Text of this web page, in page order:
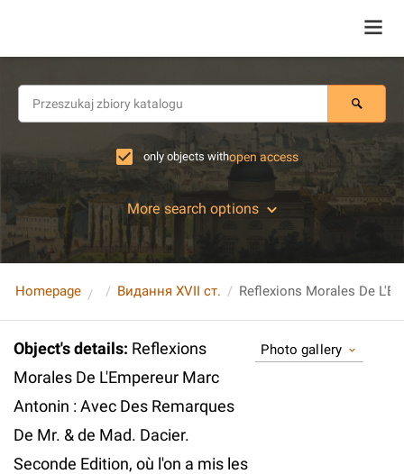
only objects withopen access
More search options
Homepage Видання XVII ст.
Object's details: Reflexions
Morales De L'Empereur Marc
Antonin : Avec Des Remarques
De Mr. & de Mad. Dacier.
Seconde Edition, où l'on a mis les
Photo gallery